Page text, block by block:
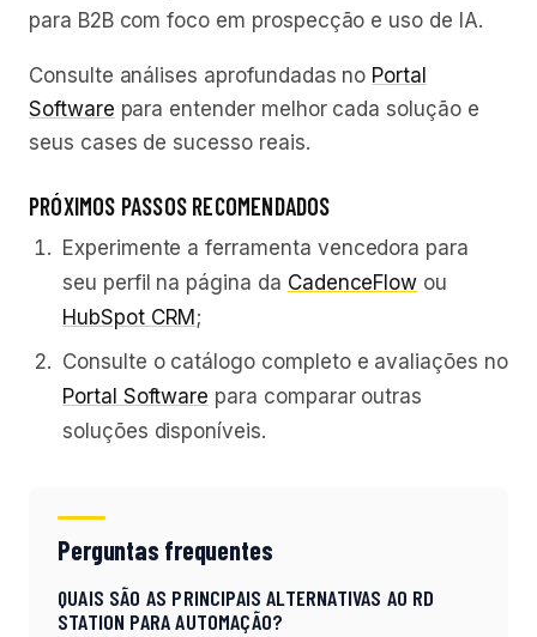
para B2B com foco em prospecção e uso de IA.
Consulte análises aprofundadas no Portal
Software para entender melhor cada solução e
seus cases de sucesso reais.
PRÓXIMOS PASSOS RECOMENDADOS
Experimente a ferramenta vencedora para
seu perfil na página da CadenceFlow ou
HubSpot CRM ;
Consulte o catálogo completo e avaliações no
Portal Software para comparar outras
soluções disponíveis.
Perguntas frequentes
QUAIS SÃO AS PRINCIPAIS ALTERNATIVAS AO RD
STATION PARA AUTOMAÇÃO?